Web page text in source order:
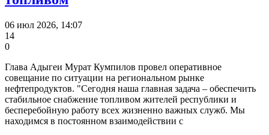
06 июл 2026, 14:07
14
0
Глава Адыгеи Мурат Кумпилов провел оперативное
совещание по ситуации на региональном рынке
нефтепродуктов. "Сегодня наша главная задача – обеспечить
стабильное снабжение топливом жителей республики и
бесперебойную работу всех жизненно важных служб. Мы
находимся в постоянном взаимодействии с